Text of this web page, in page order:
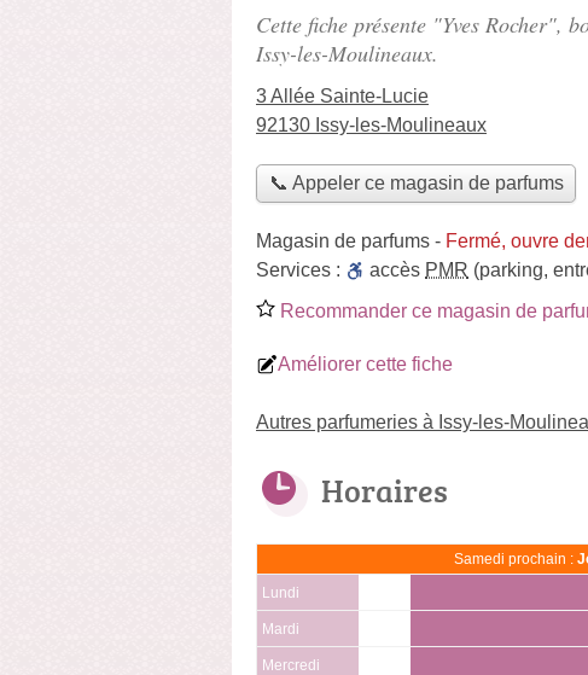
Cette fiche présente "Yves Rocher",
Issy-les-Moulineaux.
3 Allée Sainte-Lucie
92130 Issy-les-Moulineaux
📞 Appeler ce magasin de parfums
Magasin de parfums - Fermé, ouvre
Services :
accès PMR (parking,
Recommander ce magasin de
Améliorer cette fiche
Autres parfumeries à Issy-les-
Horaires
Samedi prochain :
Lundi
Mardi
Mercredi